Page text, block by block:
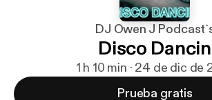
DJ Owen J
Disco Dancin
1 h 10 min · 24 de dic de
Prueba gratis